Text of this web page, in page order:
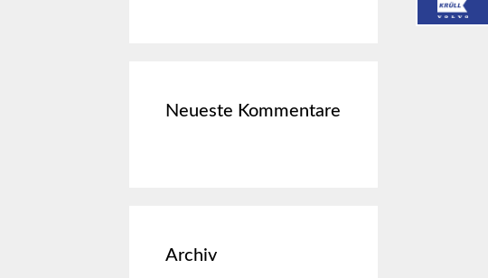
Neueste Kommentare
Archiv